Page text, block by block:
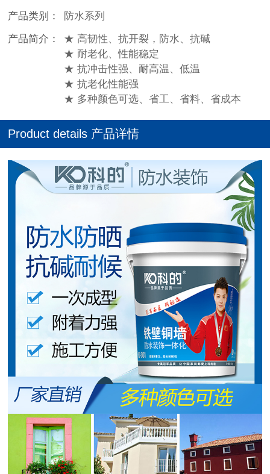
产品类别：
防水系列
产品简介：
★ 高韧性、抗开裂，防水、抗碱
★ 耐老化、性能稳定
★ 抗冲击性强、耐高温、低温
★ 抗老化性能强
★ 多种颜色可选、省工、省料、省成本
Product details 产品详情